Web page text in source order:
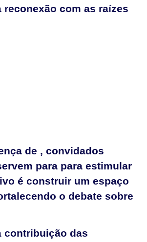
com as raízes
de , convidados
para para estimular
é construir um espaço
o debate sobre
contribuição das